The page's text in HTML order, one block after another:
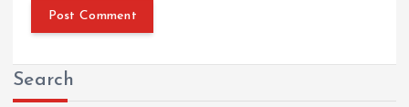
Search